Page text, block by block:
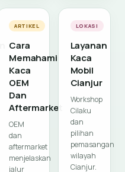
ARTIKEL
Cara
Memahami
Kaca
OEM
Dan
Aftermarket
OEM
dan
aftermarket
menjelaskan
jalur
LOKASI
Layanan
Kaca
Mobil
Cianjur
Workshop
Cilaku
dan
pilihan
pemasangan
wilayah
Cianjur.